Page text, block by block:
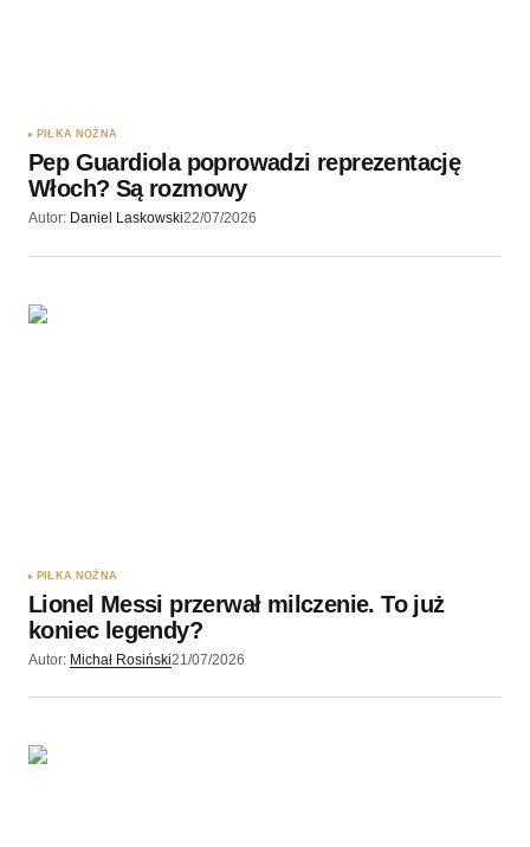
PIŁKA NOŻNA
Pep Guardiola poprowadzi reprezentację
Włoch? Są rozmowy
Autor: Daniel Laskowski22/07/2026
PIŁKA NOŻNA
Lionel Messi przerwał milczenie. To już
koniec legendy?
Autor: Michał Rosiński21/07/2026